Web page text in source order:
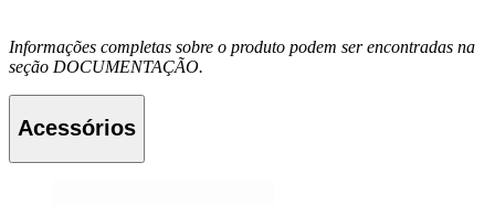
Informações completas sobre o produto podem ser encontradas na
seção DOCUMENTAÇÃO.
Acessórios